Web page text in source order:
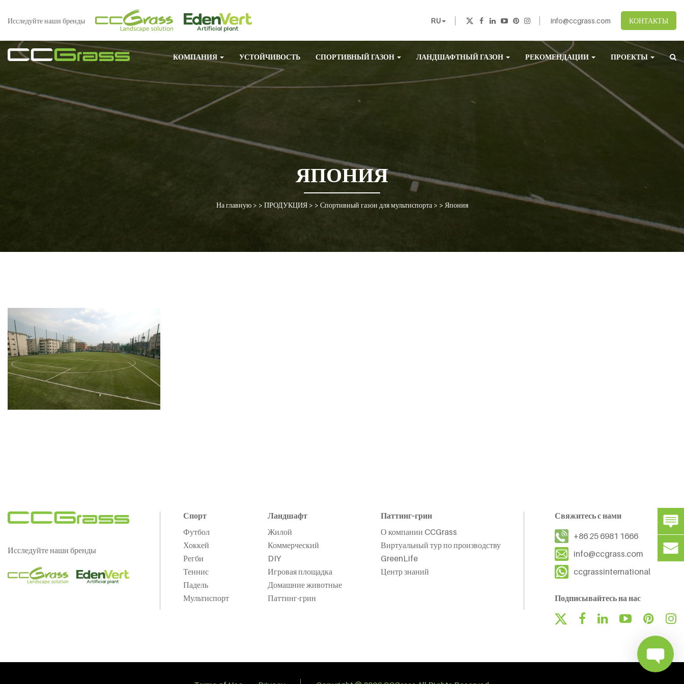
Исследуйте наши бренды RU info@ccgrass.com КОНТАКТЫ
КОМПАНИЯ УСТОЙЧИВОСТЬ СПОРТИВНЫЙ ГАЗОН ЛАНДШАФТНЫЙ ГАЗОН РЕКОМЕНДАЦИИ ПРОЕКТЫ
ЯПОНИЯ
На главную> > ПРОДУКЦИЯ> > Спортивный газон для мультиспорта> > Япония
Исследуйте наши бренды
Спорт
Футбол
Хоккей
Регби
Теннис
Падель
Мультиспорт
Ландшафт
Жилой
Коммерческий
DIY
Игровая площадка
Домашние животные
Паттинг-грин
Паттинг-грин
О компании CCGrass
Виртуальный тур по производству
GreenLife
Центр знаний
Свяжитесь с нами
+86 25 6981 1666
info@ccgrass.com
ccgrassinternational
Подписывайтесь на нас